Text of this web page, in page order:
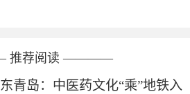
荐阅读 ————
青岛：中医药文化“乘”地铁入